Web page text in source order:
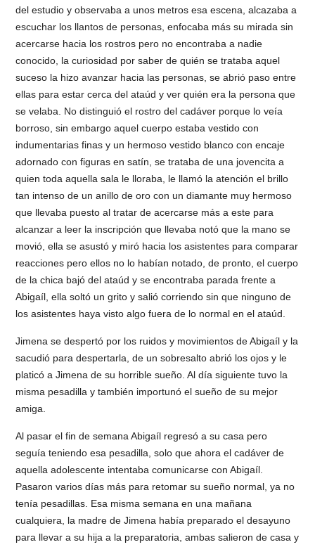
del estudio y observaba a unos metros esa escena, alcazaba a
escuchar los llantos de personas, enfocaba más su mirada sin
acercarse hacia los rostros pero no encontraba a nadie
conocido, la curiosidad por saber de quién se trataba aquel
suceso la hizo avanzar hacia las personas, se abrió paso entre
ellas para estar cerca del ataúd y ver quién era la persona que
se velaba. No distinguió el rostro del cadáver porque lo veía
borroso, sin embargo aquel cuerpo estaba vestido con
indumentarias finas y un hermoso vestido blanco con encaje
adornado con figuras en satín, se trataba de una jovencita a
quien toda aquella sala le lloraba, le llamó la atención el brillo
tan intenso de un anillo de oro con un diamante muy hermoso
que llevaba puesto al tratar de acercarse más a este para
alcanzar a leer la inscripción que llevaba notó que la mano se
movió, ella se asustó y miró hacia los asistentes para comparar
reacciones pero ellos no lo habían notado, de pronto, el cuerpo
de la chica bajó del ataúd y se encontraba parada frente a
Abigaíl, ella soltó un grito y salió corriendo sin que ninguno de
los asistentes haya visto algo fuera de lo normal en el ataúd.
Jimena se despertó por los ruidos y movimientos de Abigaíl y la
sacudió para despertarla, de un sobresalto abrió los ojos y le
platicó a Jimena de su horrible sueño. Al día siguiente tuvo la
misma pesadilla y también importunó el sueño de su mejor
amiga.
Al pasar el fin de semana Abigaíl regresó a su casa pero
seguía teniendo esa pesadilla, solo que ahora el cadáver de
aquella adolescente intentaba comunicarse con Abigaíl.
Pasaron varios días más para retomar su sueño normal, ya no
tenía pesadillas. Esa misma semana en una mañana
cualquiera, la madre de Jimena había preparado el desayuno
para llevar a su hija a la preparatoria, ambas salieron de casa y